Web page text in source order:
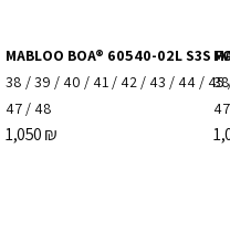
38
47
MABLOO BOA® 60540-02L S3S
38 /39 / 40 / 41/ 42/ 43 / 44/ 45
47/ 48
1,050₪